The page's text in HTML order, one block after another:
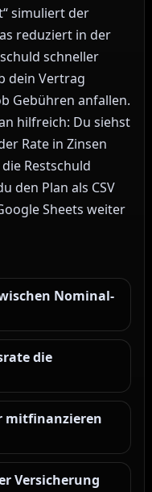
simuliert der
reduziert in der
schneller
dein Vertrag
Gebühren anfallen.
hilfreich: Du siehst
Rate in Zinsen
Restschuld
den Plan als CSV
Sheets weiter
Nominal-
die
mitfinanzieren
Versicherung